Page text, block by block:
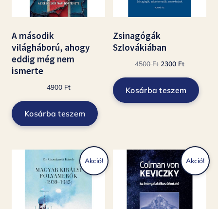
A második
világháború, ahogy
eddig még nem
ismerte
4900 Ft
Kosárba teszem
Zsinagógák
Szlovákiában
4500Ft Original
was:
2300 FtCurrent
2300 Ft.
Kosárba teszem
Akció! Akció!